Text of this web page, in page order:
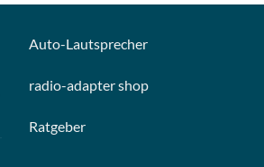
Auto-Lautsprecher
radio-adapter shop
Ratgeber